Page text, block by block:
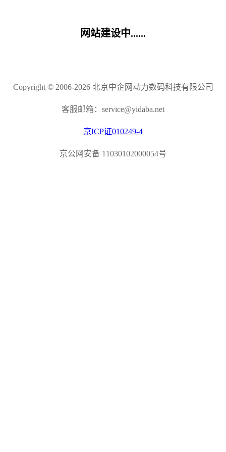
网站建设中......
Copyright © 2006-2026 北京中企网动力数码科技有限公司
客服邮箱：service@yidaba.net
京ICP证010249-4
京公网安备 11030102000054号